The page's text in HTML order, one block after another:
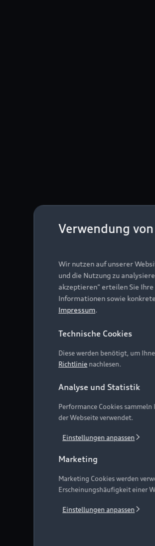
Verwendung
Wir nutzen auf unserer
und die Nutzung zu
akzeptieren" erteilen Sie
Informationen sowie
Impressum.
Technische Cookies
Diese werden benötigt, um
Richtlinie nachlesen.
Analyse und Statistik
Performance Cookies
der Webseite verwendet.
Einstellungen anpassen
Marketing
Marketing Cookies werden
Erscheinungshäufigkeit einer
Einstellungen anpassen